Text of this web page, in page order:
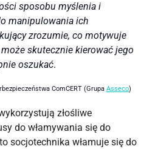
sposobu myślenia i
manipulowania ich
zrozumie, co motywuje
skutecznie kierować jego
oszukać.
ComCERT (Grupa Asseco)
złośliwe
do włamywania się do
socjotechnika włamuje się do